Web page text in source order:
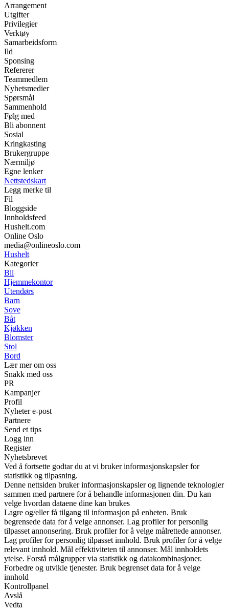
Arrangement
Utgifter
Privilegier
Verktøy
Samarbeidsform
Ild
Sponsing
Refererer
Teammedlem
Nyhetsmedier
Spørsmål
Sammenhold
Følg med
Bli abonnent
Sosial
Kringkasting
Brukergruppe
Nærmiljø
Egne lenker
Nettstedskart
Legg merke til
Fil
Bloggside
Innholdsfeed
Hushelt.com
Online Oslo
media@onlineoslo.com
Hushelt
Kategorier
Bil
Hjemmekontor
Utendørs
Barn
Sove
Båt
Kjøkken
Blomster
Stol
Bord
Lær mer om oss
Snakk med oss
PR
Kampanjer
Profil
Nyheter e-post
Partnere
Send et tips
Logg inn
Register
Nyhetsbrevet
Ved å fortsette godtar du at vi bruker informasjonskapsler for
statistikk og tilpasning.
Denne nettsiden bruker informasjonskapsler og lignende teknologier
sammen med partnere for å behandle informasjonen din. Du kan
velge hvordan dataene dine kan brukes
Lagre og/eller få tilgang til informasjon på enheten. Bruk
begrensede data for å velge annonser. Lag profiler for personlig
tilpasset annonsering. Bruk profiler for å velge målrettede annonser.
Lag profiler for personlig tilpasset innhold. Bruk profiler for å velge
relevant innhold. Mål effektiviteten til annonser. Mål innholdets
ytelse. Forstå målgrupper via statistikk og datakombinasjoner.
Forbedre og utvikle tjenester. Bruk begrenset data for å velge
innhold
Kontrollpanel
Avslå
Vedta